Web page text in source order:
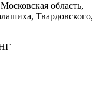
область,
Твардовского,